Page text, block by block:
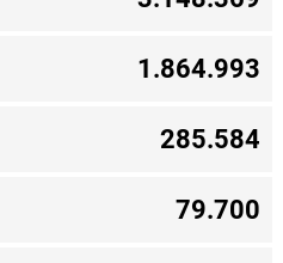
1.864.993
285.584
79.700